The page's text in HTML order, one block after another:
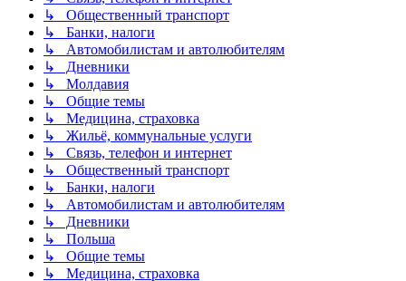
↳ Общественный транспорт
↳ Банки, налоги
↳ Автомобилистам и автолюбителям
↳ Дневники
↳ Молдавия
↳ Общие темы
↳ Медицина, страховка
↳ Жильё, коммунальные услуги
↳ Связь, телефон и интернет
↳ Общественный транспорт
↳ Банки, налоги
↳ Автомобилистам и автолюбителям
↳ Дневники
↳ Польша
↳ Общие темы
↳ Медицина, страховка